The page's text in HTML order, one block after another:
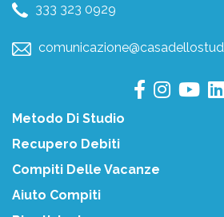
333 323 0929
Metodo Di Studio
Recupero Debiti
Compiti Delle Vacanze
Aiuto Compiti